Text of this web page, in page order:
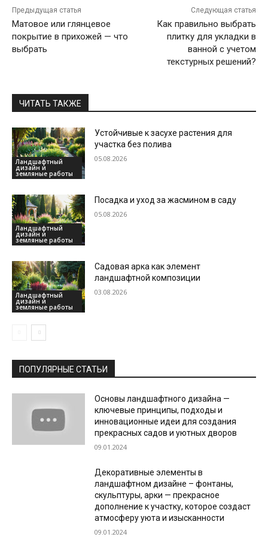
Предыдущая статья
Матовое или глянцевое
покрытие в прихожей — что
выбрать
Следующая статья
Как правильно выбрать
плитку для укладки в
ванной с учетом
текстурных решений?
ЧИТАТЬ ТАКЖЕ
Ландшафтный
дизайн и
земляные работы
Устойчивые к засухе растения для
участка без полива
05.08.2026
Ландшафтный
дизайн и
земляные работы
Посадка и уход за жасмином в саду
05.08.2026
Ландшафтный
дизайн и
земляные работы
Садовая арка как элемент
ландшафтной композиции
03.08.2026
ПОПУЛЯРНЫЕ СТАТЬИ
Основы ландшафтного дизайна —
ключевые принципы, подходы и
инновационные идеи для создания
прекрасных садов и уютных дворов
09.01.2024
Декоративные элементы в
ландшафтном дизайне – фонтаны,
скульптуры, арки — прекрасное
дополнение к участку, которое создаст
атмосферу уюта и изысканности
09.01.2024